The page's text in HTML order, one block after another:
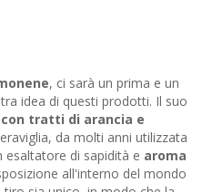
, ci sarà un prima e un
idea di questi prodotti. Il suo
tratti di arancia e
da molti anni utilizzata
esaltatore di sapidità e aroma
all'interno del mondo